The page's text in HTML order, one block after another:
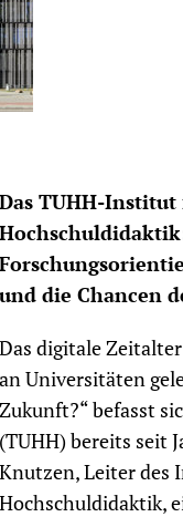
Das TUHH-
und die Chancen
Das digitale
an Universitäten
Zukunft?“ befasst
(TUHH) bereits seit
Knutzen, Leiter des
Hochschuldidaktik,